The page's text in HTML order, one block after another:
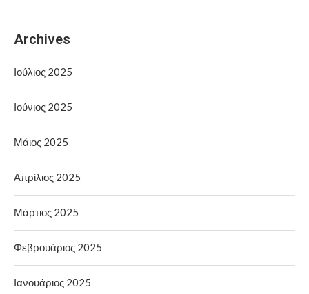
Archives
Ιούλιος 2025
Ιούνιος 2025
Μάιος 2025
Απρίλιος 2025
Μάρτιος 2025
Φεβρουάριος 2025
Ιανουάριος 2025